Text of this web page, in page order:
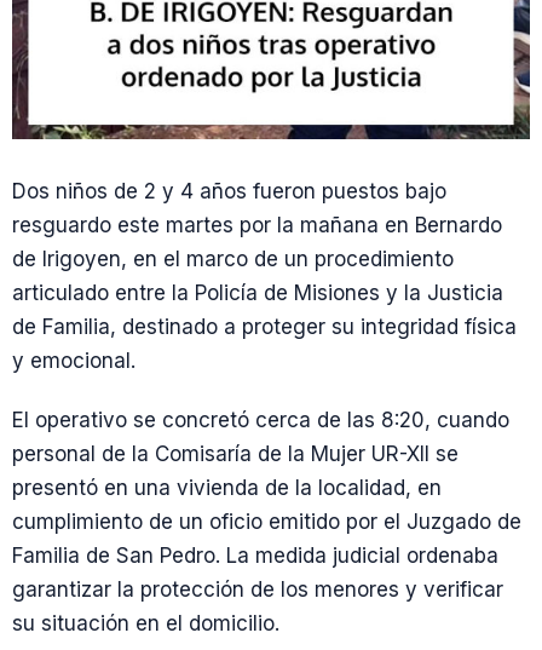
Dos niños de 2 y 4 años fueron puestos bajo
resguardo este martes por la mañana en Bernardo
de Irigoyen, en el marco de un procedimiento
articulado entre la Policía de Misiones y la Justicia
de Familia, destinado a proteger su integridad física
y emocional.
El operativo se concretó cerca de las 8:20, cuando
personal de la Comisaría de la Mujer UR-XII se
presentó en una vivienda de la localidad, en
cumplimiento de un oficio emitido por el Juzgado de
Familia de San Pedro. La medida judicial ordenaba
garantizar la protección de los menores y verificar
su situación en el domicilio.